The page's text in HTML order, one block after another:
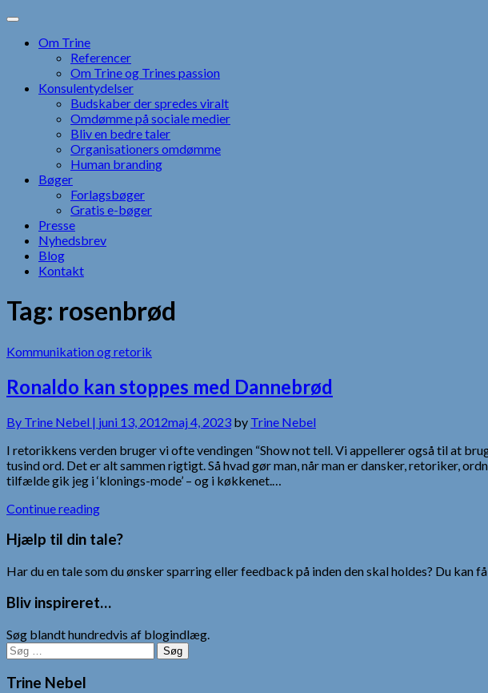
Skip
contentOm Trine
Referencer
Om Trine og Trines passion
Konsulentydelser
Budskaber der spredes viralt
Omdømme på sociale medier
Bliv en bedre taler
Organisationers omdømme
Human branding
Bøger
Forlagsbøger
Gratis e-bøger
Presse
Nyhedsbrev
Blog
Kontakt
Tag: rosenbrød
Kommunikation og retorik
Ronaldo kan stoppes med Dannebrød
By Trine Nebel | juni 13, 2012maj 4, 2023 by Trine Nebel
I retorikkens verden bruger vi ofte vendingen “Show not tell. Vi appellerer også til at
tusind ord. Det er alt sammen rigtigt. Så hvad gør man, når man er dansker, retoriker,
tilfælde gik jeg i ‘klonings-mode’ – og i køkkenet.…
Continue reading
Hjælp til din tale?
Har du en tale som du ønsker sparring eller feedback på inden den skal holdes? Du kan
Bliv inspireret…
Søg blandt hundredvis af blogindlæg.
Søg
efter:
Trine Nebel